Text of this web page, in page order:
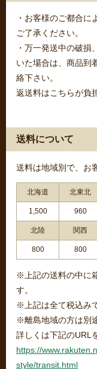
・お客様のご都合
ご了承ください。
・万一発送中の破
いた場合は、商品到
絡下さい。
返送料はこちらが負
送料について
送料は地域別で、お
北海道 北東北
1,500 960
北陸 関西
800 800
※上記の送料の中に
す。
※上記は全て税込み
※離島地域の方は別
詳しくは下記のURL
https://
style/transit.html